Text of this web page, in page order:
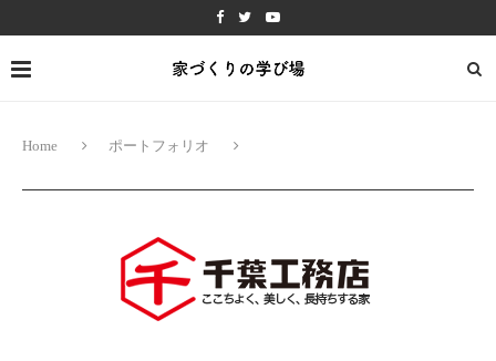
Home ポートフォリオ